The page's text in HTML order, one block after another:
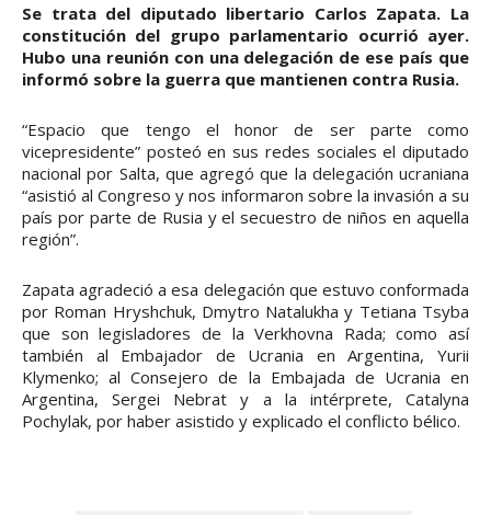
Se trata del diputado libertario Carlos Zapata. La
constitución del grupo parlamentario ocurrió ayer.
Hubo una reunión con una delegación de ese país que
informó sobre la guerra que mantienen contra Rusia.
“Espacio que tengo el honor de ser parte como
vicepresidente” posteó en sus redes sociales el diputado
nacional por Salta, que agregó que la delegación ucraniana
“asistió al Congreso y nos informaron sobre la invasión a su
país por parte de Rusia y el secuestro de niños en aquella
región”.
Zapata agradeció a esa delegación que estuvo conformada
por Roman Hryshchuk, Dmytro Natalukha y Tetiana Tsyba
que son legisladores de la Verkhovna Rada; como así
también al Embajador de Ucrania en Argentina, Yurii
Klymenko; al Consejero de la Embajada de Ucrania en
Argentina, Sergei Nebrat y a la intérprete, Catalyna
Pochylak, por haber asistido y explicado el conflicto bélico.